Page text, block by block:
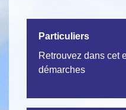
Particuliers
Retrouvez dans cet
démarches